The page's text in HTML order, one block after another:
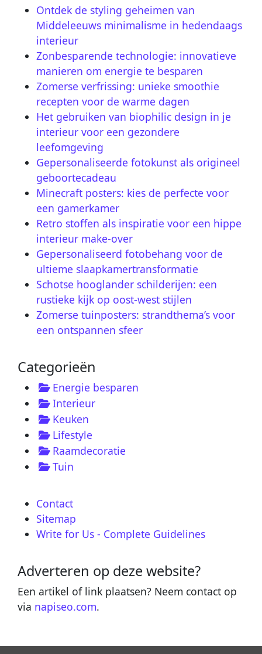
Ontdek de styling geheimen van
Middeleeuws minimalisme in hedendaags
interieur
Zonbesparende technologie: innovatieve
manieren om energie te besparen
Zomerse verfrissing: unieke smoothie
recepten voor de warme dagen
Het gebruiken van biophilic design in je
interieur voor een gezondere
leefomgeving
Gepersonaliseerde fotokunst als origineel
geboortecadeau
Minecraft posters: kies de perfecte voor
een gamerkamer
Retro stoffen als inspiratie voor een hippe
interieur make-over
Gepersonaliseerd fotobehang voor de
ultieme slaapkamertransformatie
Schotse hooglander schilderijen: een
rustieke kijk op oost-west stijlen
Zomerse tuinposters: strandthema’s voor
een ontspannen sfeer
Categorieën
Energie besparen
Interieur
Keuken
Lifestyle
Raamdecoratie
Tuin
Contact
Sitemap
Write for Us - Complete Guidelines
Adverteren op deze website?
Een artikel of link plaatsen? Neem contact op
via napiseo.com.